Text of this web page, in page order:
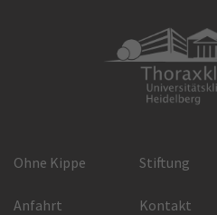
Ohne Kippe Stiftung
Anfahrt Kontakt